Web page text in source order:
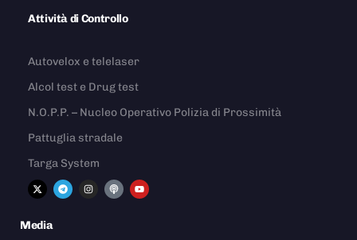
Attività di Controllo
Autovelox e telelaser
Alcol test e Drug test
N.O.P.P. – Nucleo Operativo Polizia di Prossimità
Pattuglia stradale
Targa System
Media